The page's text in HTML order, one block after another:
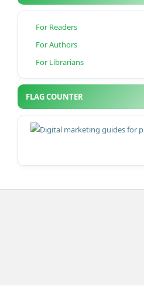
For Readers
For Authors
For Librarians
FLAG COUNTER